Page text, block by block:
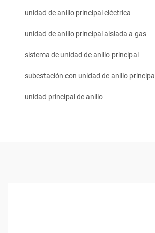
unidad de anillo principal eléctrica
unidad de anillo principal aislada a gas
sistema de unidad de anillo principal
subestación con unidad de anillo principal
unidad principal de anillo